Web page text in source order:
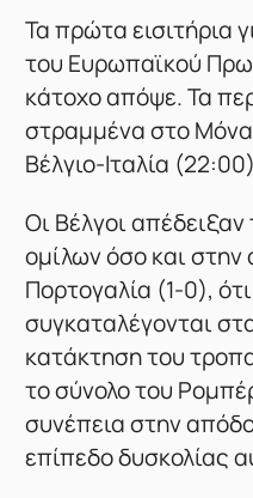
Τα πρώτα εισιτήρια
του Ευρωπαϊκού
κάτοχο απόψε. Τα
στραμμένα στο
Βέλγιο-Ιταλία
Οι Βέλγοι
ομίλων όσο και
Πορτογαλία (1-0),
συγκαταλέγονται
κατάκτηση του
το σύνολο του
συνέπεια στην
επίπεδο δυσκολίας